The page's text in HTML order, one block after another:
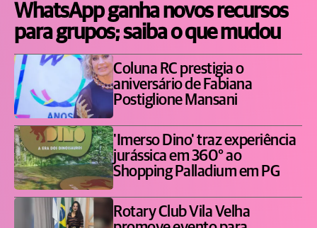
WhatsApp ganha novos recursos
para grupos; saiba o que mudou
Coluna RC prestigia o
aniversário de Fabiana
Postiglione Mansani
'Imerso Dino' traz experiência
jurássica em 360° ao
Shopping Palladium em PG
Rotary Club Vila Velha